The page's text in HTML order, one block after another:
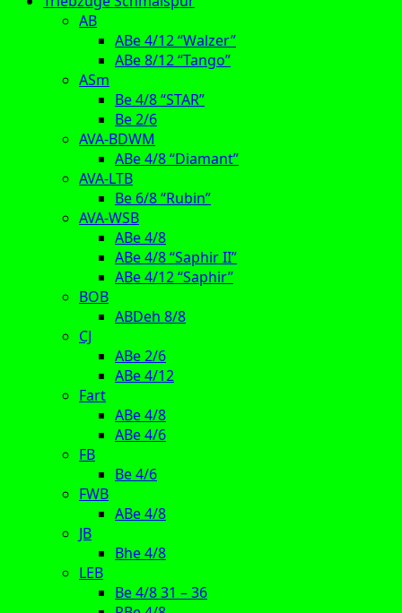
AB
ABe 4/12 “Walzer”
ABe 8/12 “Tango”
ASm
Be 4/8 “STAR”
Be 2/6
AVA-BDWM
ABe 4/8 “Diamant”
AVA-LTB
Be 6/8 “Rubin”
AVA-WSB
ABe 4/8
ABe 4/8 “Saphir II”
ABe 4/12 “Saphir”
BOB
ABDeh 8/8
CJ
ABe 2/6
ABe 4/12
Fart
ABe 4/8
ABe 4/6
FB
Be 4/6
FWB
ABe 4/8
JB
Bhe 4/8
LEB
Be 4/8 31 – 36